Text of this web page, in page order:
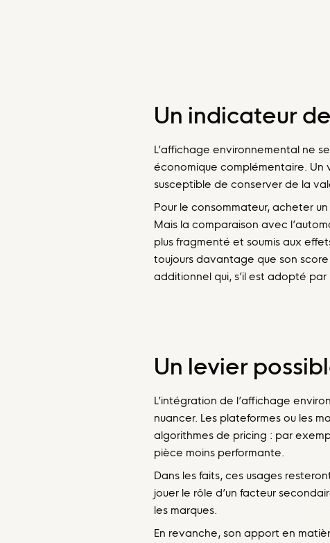
Un indicateur
L’affichage environnemental ne
économique complémentaire. Un
susceptible de conserver de la
Pour le consommateur, acheter
Mais la comparaison avec
plus fragmenté et soumis aux
toujours davantage que son
additionnel qui, s’il est adopté
Un levier
L’intégration de l’affichage
nuancer. Les plateformes ou les
algorithmes de pricing : par
pièce moins performante.
Dans les faits, ces usages
jouer le rôle d’un facteur
les marques.
En revanche, son apport en